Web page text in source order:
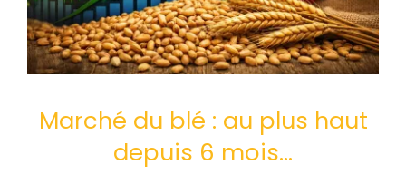
Marché du blé : au plus haut
depuis 6 mois…